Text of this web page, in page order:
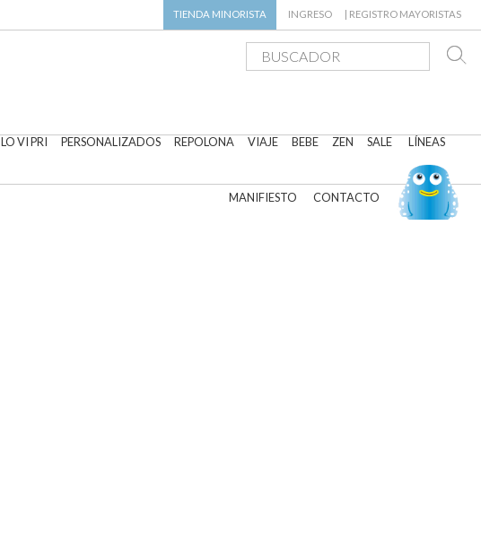
TIENDA MINORISTA INGRESO REGISTRO MAYORISTAS
LO VI PRI PERSONALIZADOS REPOLONA VIAJE BEBE ZEN SALE LÍNEAS
MANIFIESTO CONTACTO